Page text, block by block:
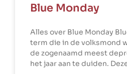
Blue Monday
Alles over Blue Monday
term die in de volksmond
de zogenaamd meest
het jaar aan te duiden.